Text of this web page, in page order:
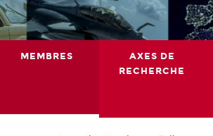
MEMBRES
AXES DE
RECHERCHE